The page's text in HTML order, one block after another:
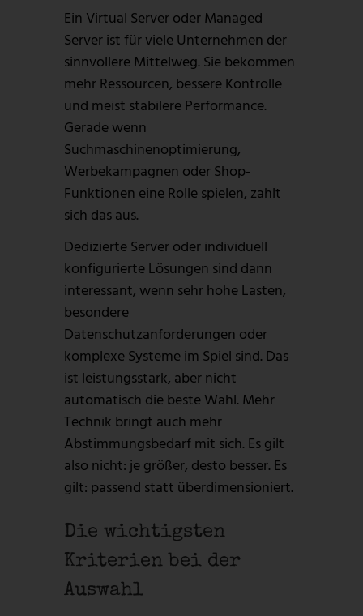
Ein Virtual Server oder Managed
Server ist für viele Unternehmen der
sinnvollere Mittelweg. Sie bekommen
mehr Ressourcen, bessere Kontrolle
und meist stabilere Performance.
Gerade wenn
Suchmaschinenoptimierung,
Werbekampagnen oder Shop-
Funktionen eine Rolle spielen, zahlt
sich das aus.
Dedizierte Server oder individuell
konfigurierte Lösungen sind dann
interessant, wenn sehr hohe Lasten,
besondere
Datenschutzanforderungen oder
komplexe Systeme im Spiel sind. Das
ist leistungsstark, aber nicht
automatisch die beste Wahl. Mehr
Technik bringt auch mehr
Abstimmungsbedarf mit sich. Es gilt
also nicht: je größer, desto besser. Es
gilt: passend statt überdimensioniert.
Die wichtigsten
Kriterien bei der
Auswahl